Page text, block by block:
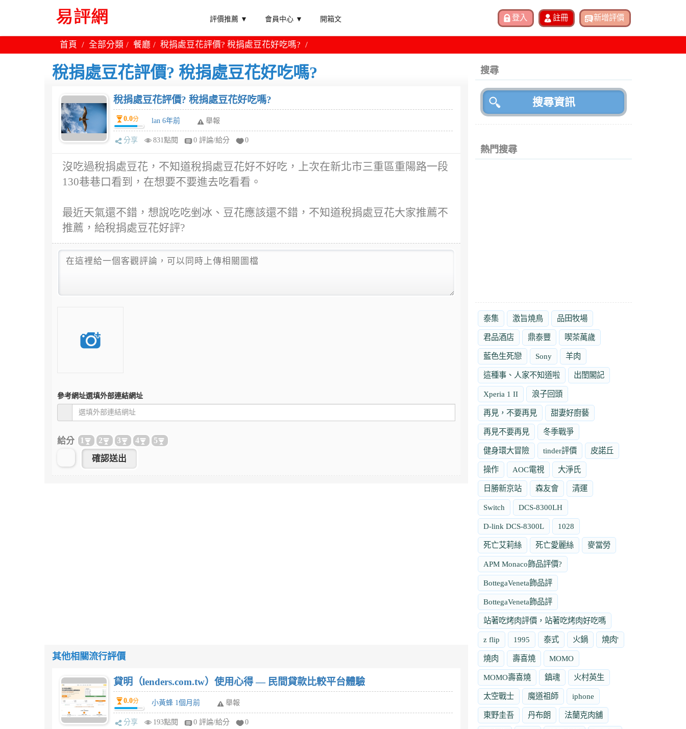
評價推薦 ▼ 會員中心 ▼ 開箱文
首頁 全部分類 餐廳 稅捐處豆花評價? 稅捐處豆花好吃嗎?
稅捐處豆花評價? 稅捐處豆花好吃嗎?
稅捐處豆花評價? 稅捐處豆花好吃嗎?
0.0分 lan 6年前 舉報
分享 831點閱 0 評論/給分 0
沒吃過稅捐處豆花，不知道稅捐處豆花好不好吃，上次在新北市三重區重陽路一段
130巷巷口看到，在想要不要進去吃看看。
最近天氣還不錯，想說吃吃剉冰、豆花應該還不錯，不知道稅捐處豆花大家推薦不
推薦，給稅捐處豆花好評?
參考網址選填外部連結網址
給分 1 2 3 4 5
其他相關流行評價
貸明（lenders.com.tw）使用心得 — 民間貸款比較平台體驗
0.0分 小黃蜂 1個月前 舉報
分享 193點閱 0 評論/給分 0
搜尋
熱門搜尋
泰集 激旨燒鳥 品田牧場
君品酒店 鼎泰豐 喫茶萬歲
藍色生死戀 Sony 羊肉
這種事、人家不知道啦 出閨閣記
Xperia 1 II 浪子回頭
再見，不要再見 甜妻好廚藝
再見不要再見 冬季戰爭
健身環大冒險 tinder評價 皮諾丘
操作 AOC電視 大淨氏
日勝新京站 森友會 清運
Switch DCS-8300LH
D-link DCS-8300L 1028
死亡艾莉絲 死亡愛麗絲 麥當勞
APM Monaco飾品評價?
BottegaVeneta飾品評
BottegaVeneta飾品評
站著吃烤肉評價，站著吃烤肉好吃嗎
z flip 1995 泰式 火鍋 燒肉'
燒肉 壽喜燒 MOMO
MOMO壽喜燒 鎮魂 火村英生
太空戰士 魔道祖師 iphone
東野圭吾 丹布朗 法蘭克肉舖